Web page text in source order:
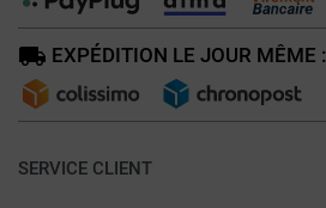
EXPÉDITION LE JOUR MÊME :
SERVICE CLIENT